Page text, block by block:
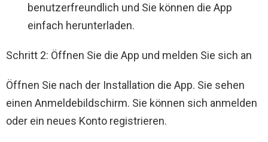
benutzerfreundlich und Sie können die App
einfach herunterladen.
Schritt 2: Öffnen Sie die App und melden Sie sich an
Öffnen Sie nach der Installation die App. Sie sehen
einen Anmeldebildschirm. Sie können sich anmelden
oder ein neues Konto registrieren.